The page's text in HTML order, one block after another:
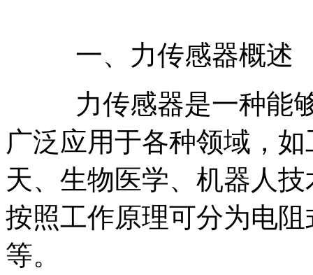
一、力传感器概述
力传感器是一种能
广泛应用于各种领域，
天、生物医学、机器人
按照工作原理可分为电
等。